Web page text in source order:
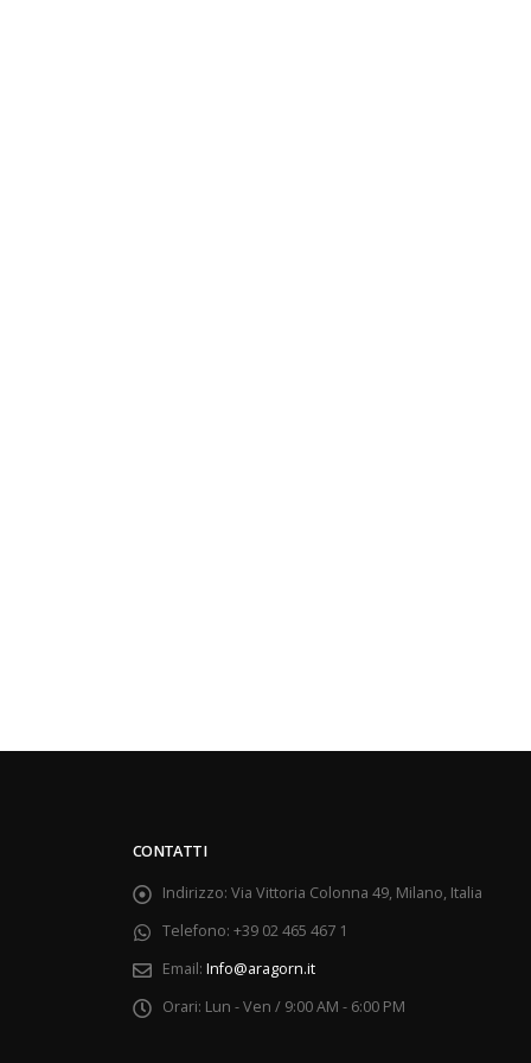
CONTATTI
Indirizzo: Via Vittoria Colonna 49, Milano, Italia
Telefono: +39 02 465 467 1
Email: Info@aragorn.it
Orari: Lun - Ven / 9:00 AM - 6:00 PM